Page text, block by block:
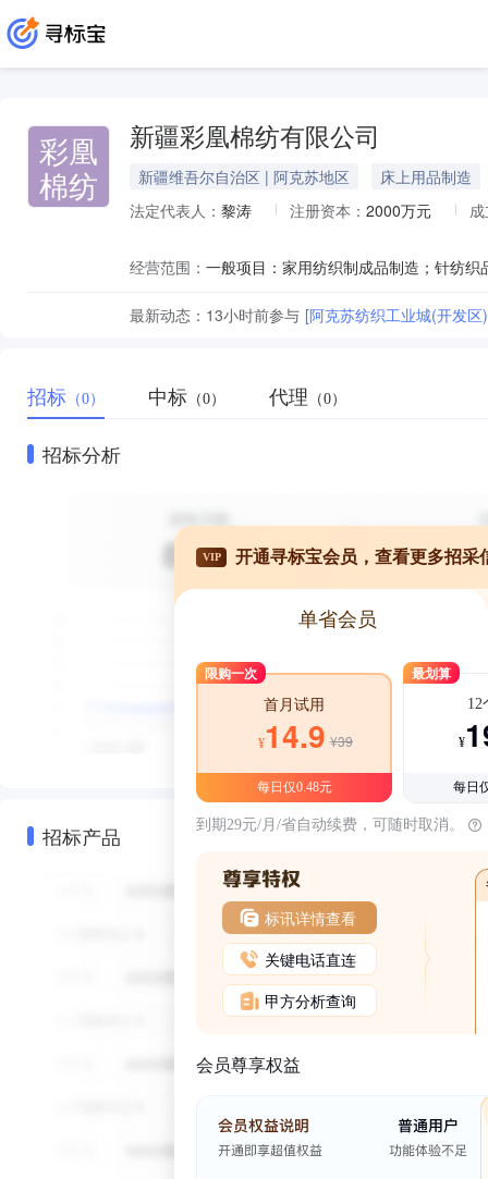
彩凰
棉纺
新疆彩凰棉纺有限公司
新疆维吾尔自治区 | 阿克苏地区
床上用品制造
法定代表人： 黎涛 注册资本： 2000万元
经营范围：
最新动态： 13小时前参与 [阿克苏纺织工业城(开发
招标 （0） 中标 （0） 代理 （0）
招标分析
招标产品
VIP 开通寻标宝会员，查看更多招采
单省会员
限购一次
首月试用
¥14.9 ¥39
每日仅0.48元
最划算
12
¥
每日
到期29元/月/省自动续费，可随时取消。
标讯详情查看
关键电话直连
甲方分析查询
会员尊享权益